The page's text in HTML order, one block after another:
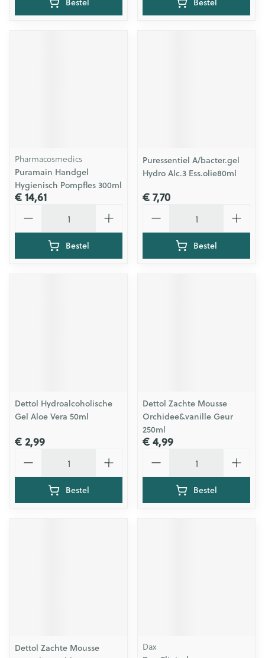
Bestel Bestel
Pharmacosmedics
Puramain Handgel
Hygienisch Pompfles 300ml
€ 14,61
Bestel
Puressentiel A/bacter.gel
Hydro Alc.3 Ess.olie80ml
€ 7,70
Bestel
Dettol Hydroalcoholische
Gel Aloe Vera 50ml
€ 2,99
Bestel
Dettol Zachte Mousse
Orchidee&vanille Geur
250ml
€ 4,99
Bestel
Dettol Zachte Mousse
Dax